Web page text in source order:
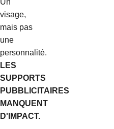
Un
visage,
mais pas
une
personnalité.
LES
SUPPORTS
PUBBLICITAIRES
MANQUENT
D'IMPACT.